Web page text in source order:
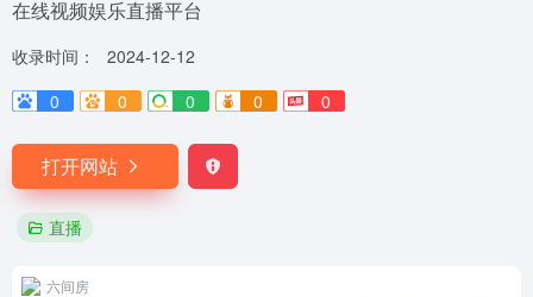
在线视频娱乐直播平台
收录时间：
2024-12-12
0
0 0 0 0
打开网站
直播
六间房